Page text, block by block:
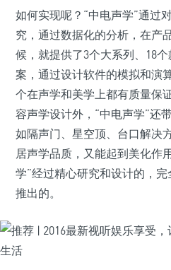
如何实现呢？“中电声学”通过
究，通过数据化的分析，在产
候，就提供了3个大系列、18
案，通过设计软件的模拟和演
个在声学和美学上都有质量保
容声学设计外，“中电声学”还
如隔声门、星空顶、台口解决
居声学品质，又能起到美化作
学”经过精心研究和设计的，
推出的。